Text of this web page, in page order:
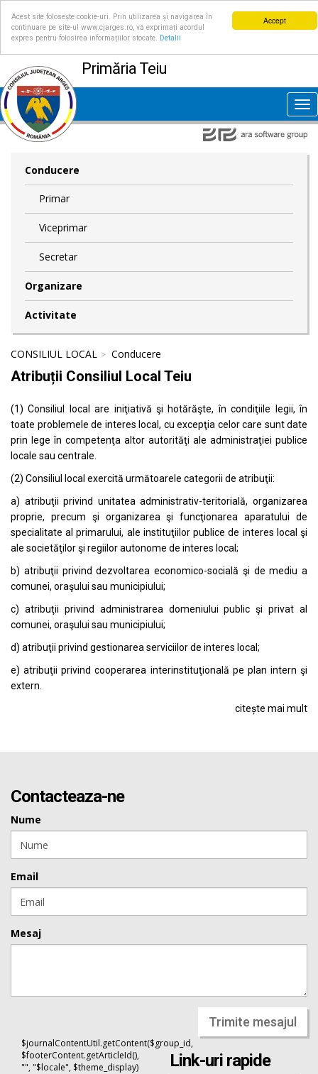
Accept
Acest site folosește cookie-uri. Prin utilizarea și navigarea în
continuare pe site-ul www.cjarges.ro, vă exprimați acordul
expres pentru folosirea informațiilor stocate.
Detalii
Primăria Teiu
Conducere
Primar
Viceprimar
Secretar
Organizare
Activitate
CONSILIUL LOCAL Conducere
Atribuții Consiliul Local Teiu
(1) Consiliul local are iniţiativă şi hotărăşte, în condiţiile legii, în
toate problemele de interes local, cu excepţia celor care sunt date
prin lege în competenţa altor autorităţi ale administraţiei publice
locale sau centrale.
(2) Consiliul local exercită următoarele categorii de atribuţii:
a) atribuţii privind unitatea administrativ-teritorială, organizarea
proprie, precum şi organizarea şi funcţionarea aparatului de
specialitate al primarului, ale instituţiilor publice de interes local şi
ale societăţilor şi regiilor autonome de interes local;
b) atribuţii privind dezvoltarea economico-socială şi de mediu a
comunei, oraşului sau municipiului;
c) atribuţii privind administrarea domeniului public şi privat al
comunei, oraşului sau municipiului;
d) atribuţii privind gestionarea serviciilor de interes local;
e) atribuţii privind cooperarea interinstituţională pe plan intern şi
extern.
citește mai mult
Contacteaza-ne
Nume
Email
Mesaj
Trimite mesajul
$journalContentUtil.getContent($group_id,
$footerContent.getArticleId(),
"", "$locale", $theme_display)
Link-uri rapide